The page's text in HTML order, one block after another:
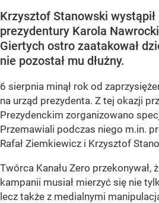
Krzysztof Stanowski
prezydentury Karola
Giertych ostro zaatakował
nie pozostał mu dłużny.
6 sierpnia minął rok od
na urząd prezydenta. Z tej okazji
Prezydenckim zorganizowano
Przemawiali podczas niego m.in.
Rafał Ziemkiewicz i Krzysztof
Twórca Kanału Zero przekonywał,
kampanii musiał mierzyć się nie
lecz także z medialnymi